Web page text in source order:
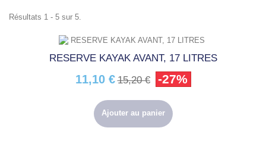
Résultats 1 - 5 sur 5.
RESERVE KAYAK AVANT, 17 LITRES
11,10 € 15,20 € -27%
Ajouter au panier